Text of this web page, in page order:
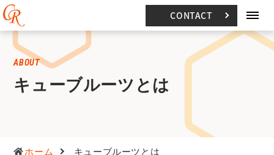
CONTACT
ABOUT
キューブルーツとは
ホーム キューブルーツとは